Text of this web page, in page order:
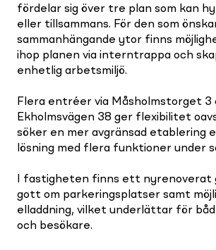
fördelar sig över tre plan som kan
eller tillsammans. För den som
sammanhängande ytor finns
ihop planen via interntrappa och
enhetlig arbetsmiljö.
Flera entréer via Måsholmstorget 3
Ekholmsvägen 38 ger flexibilitet
söker en mer avgränsad etablering
lösning med flera funktioner under
I fastigheten finns ett nyrenoverat
gott om parkeringsplatser samt
elladdning, vilket underlättar för
och besökare.